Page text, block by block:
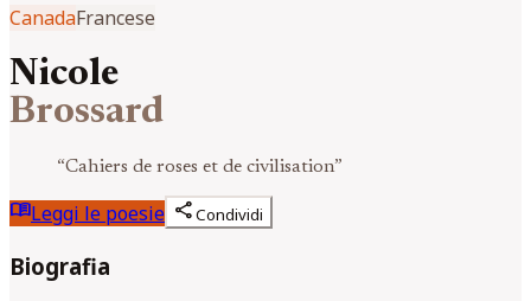
CanadaFrancese
Nicole
Brossard
“Cahiers de roses et de civilisation”
menu_bookLeggi le poesie shareCondividi
Biografia